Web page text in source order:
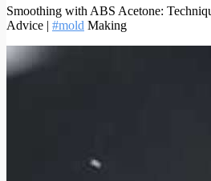
Smoothing with ABS Acetone:
Advice | #mold Making